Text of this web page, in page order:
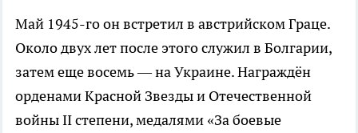
Май 1945-го он встретил в австрийском Граце.
Около двух лет после этого служил в Болгарии,
затем еще восемь — на Украине. Награждён
орденами Красной Звезды и Отечественной
войны II степени, медалями «За боевые